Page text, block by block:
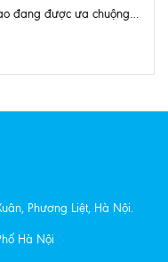
Thiết bị truyền hình cáp nào đang được ưa chuộng trên thị trường hiện nay?
Phương Liệt, Hà Nội.
Hà Nội